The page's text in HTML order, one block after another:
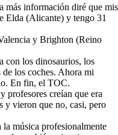
más información diré que mis
Elda (Alicante) y tengo 31
y Brighton (Reino
con los dinosaurios, los
los coches. Ahora mi
En fin, el TOC.
profesores creían que era
y vieron que no, casi, pero
música profesionalmente